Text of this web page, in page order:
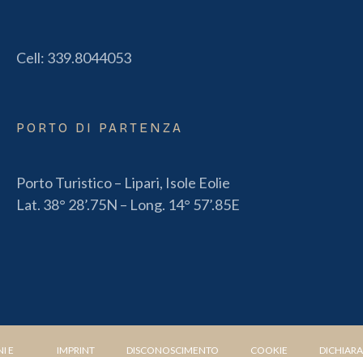
Cell: 339.8044053
PORTO DI PARTENZA
Porto Turistico – Lipari, Isole Eolie
Lat. 38° 28’.75N – Long. 14° 57’.85E
E
IMPRINT DISCONOSCIMENTO
COOKIE